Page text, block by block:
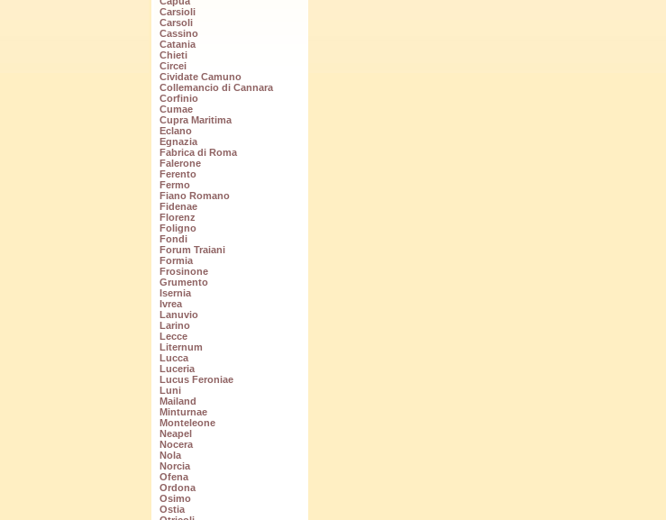
Carsioli
Carsoli
Cassino
Catania
Chieti
Circei
Cividate Camuno
Collemancio di Cannara
Corfinio
Cumae
Cupra Maritima
Eclano
Egnazia
Fabrica di Roma
Falerone
Ferento
Fermo
Fiano Romano
Fidenae
Florenz
Foligno
Fondi
Forum Traiani
Formia
Frosinone
Grumento
Isernia
Ivrea
Lanuvio
Larino
Lecce
Liternum
Lucca
Luceria
Lucus Feroniae
Luni
Mailand
Minturnae
Monteleone
Neapel
Nocera
Nola
Norcia
Ofena
Ordona
Osimo
Ostia